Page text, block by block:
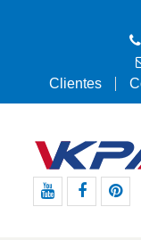
Clientes